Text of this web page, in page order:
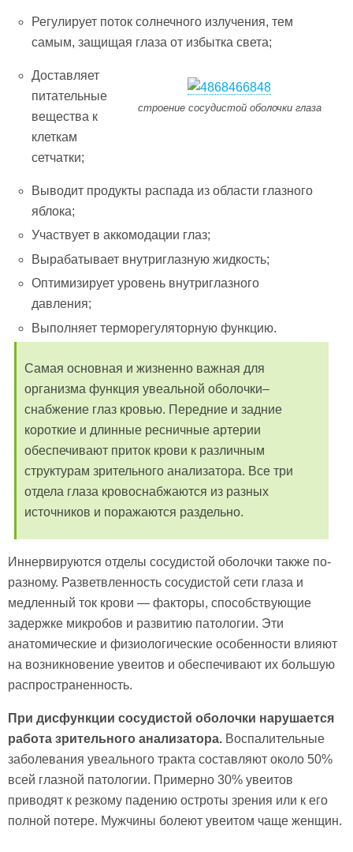
Регулирует поток солнечного излучения, тем
самым, защищая глаза от избытка света;
строение сосудистой оболочки глаза
Доставляет
питательные
вещества к
клеткам
сетчатки;
Выводит продукты распада из области глазного
яблока;
Участвует в аккомодации глаз;
Вырабатывает внутриглазную жидкость;
Оптимизирует уровень внутриглазного
давления;
Выполняет терморегуляторную функцию.
Самая основная и жизненно важная для
организма функция увеальной оболочки–
снабжение глаз кровью. Передние и задние
короткие и длинные ресничные артерии
обеспечивают приток крови к различным
структурам зрительного анализатора. Все три
отдела глаза кровоснабжаются из разных
источников и поражаются раздельно.
Иннервируются отделы сосудистой оболочки также по-
разному. Разветвленность сосудистой сети глаза и
медленный ток крови — факторы, способствующие
задержке микробов и развитию патологии. Эти
анатомические и физиологические особенности влияют
на возникновение увеитов и обеспечивают их большую
распространенность.
При дисфункции сосудистой оболочки нарушается
работа зрительного анализатора. Воспалительные
заболевания увеального тракта составляют около 50%
всей глазной патологии. Примерно 30% увеитов
приводят к резкому падению остроты зрения или к его
полной потере. Мужчины болеют увеитом чаще женщин.